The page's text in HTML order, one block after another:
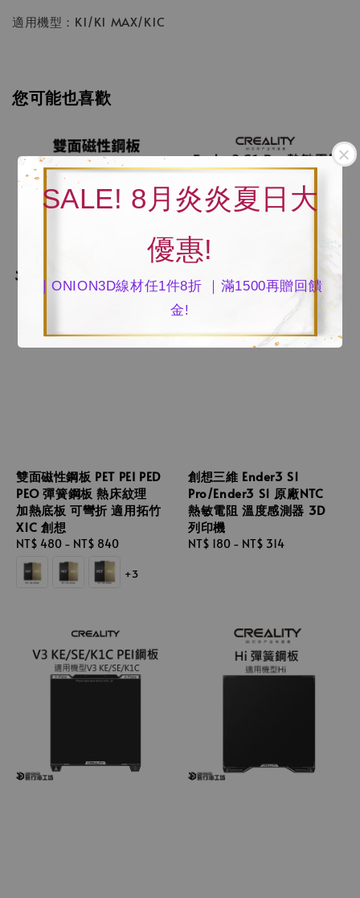
SALE! 8月炎炎夏日大
優惠!
｜ONION3D線材任1件8折 ｜滿1500再贈回饋
金!
適用機型：K1/K1 MAX/K1C
您可能也喜歡
雙面磁性鋼板 PET PEI PED
PEO 彈簧鋼板 熱床紋理
加熱底板 可彎折 適用拓竹
X1C 創想
Regular
price
NT$ 480 - NT$ 840
+3
創想三維 Ender3 S1
Pro/Ender3 S1 原廠NTC
熱敏電阻 溫度感測器 3D
列印機
Regular
NT$ 180 - NT$ 314